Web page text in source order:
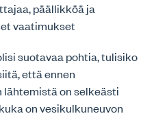
päällikköä ja
vaatimukset
suotavaa pohtia, tulisiko
että ennen
on selkeästi
on vesikulkuneuvon